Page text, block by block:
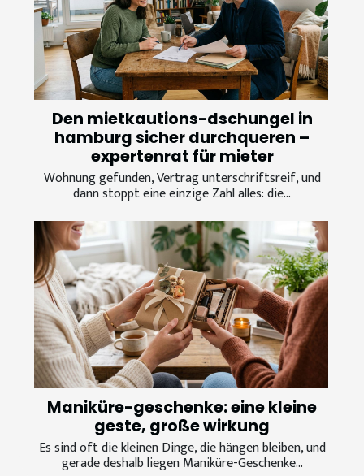
Den mietkautions-dschungel in
hamburg sicher durchqueren –
expertenrat für mieter
Wohnung gefunden, Vertrag unterschriftsreif, und
dann stoppt eine einzige Zahl alles: die...
Maniküre-geschenke: eine kleine
geste, große wirkung
Es sind oft die kleinen Dinge, die hängen bleiben, und
gerade deshalb liegen Maniküre-Geschenke...